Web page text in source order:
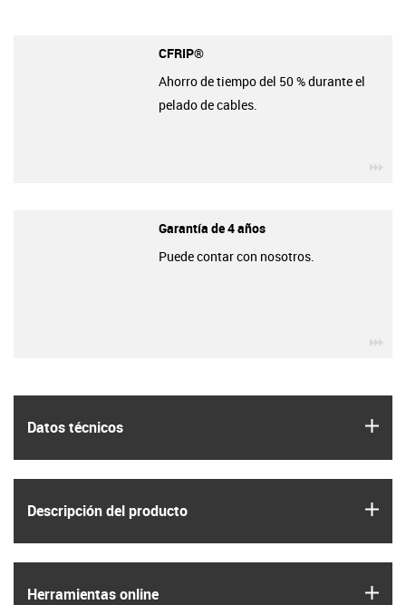
Datos técnicos
Descripción del producto
Herramientas online
CFRIP®
Ahorro de tiempo del 50 % durante el
pelado de cables.
Garantía de 4 años
Puede contar con nosotros.